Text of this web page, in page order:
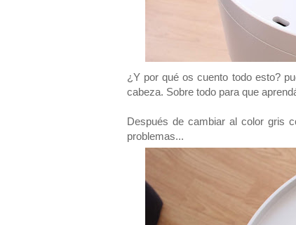
¿Y por qué os cuento todo esto?
cabeza. Sobre todo para que
Después de cambiar al color gris
problemas...